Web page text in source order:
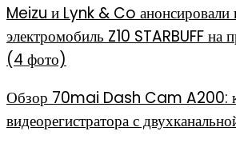
Meizu и Lynk & Co анонсировали
электромобиль Z10 STARBUFF на
(4 фото)
Обзор 70mai Dash Cam A200:
видеорегистратора с